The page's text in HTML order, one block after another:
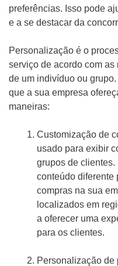
preferências. Isso pode
e a se destacar da
Personalização é o
serviço de acordo com
de um indivíduo ou
que a sua empresa
maneiras:
Customização de
usado para exibir
grupos de
conteúdo diferente
compras na sua
localizados em
a oferecer uma
para os clientes.
Personalização de